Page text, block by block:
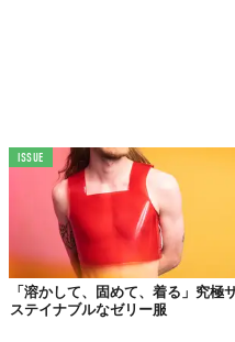
そのひとつとして、2万円（
月に5点まで 、最長で
内に店内に持ち込むか郵送（
ある。
ISSUE
「溶かして、固めて、着る」究極
ステイナブルなゼリー服